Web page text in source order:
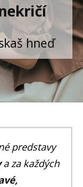
hneď
predstavy
a za každých